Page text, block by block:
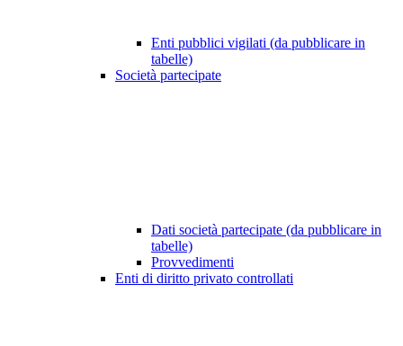
Enti pubblici vigilati (da pubblicare in
tabelle)
Società partecipate
Dati società partecipate (da pubblicare in
tabelle)
Provvedimenti
Enti di diritto privato controllati